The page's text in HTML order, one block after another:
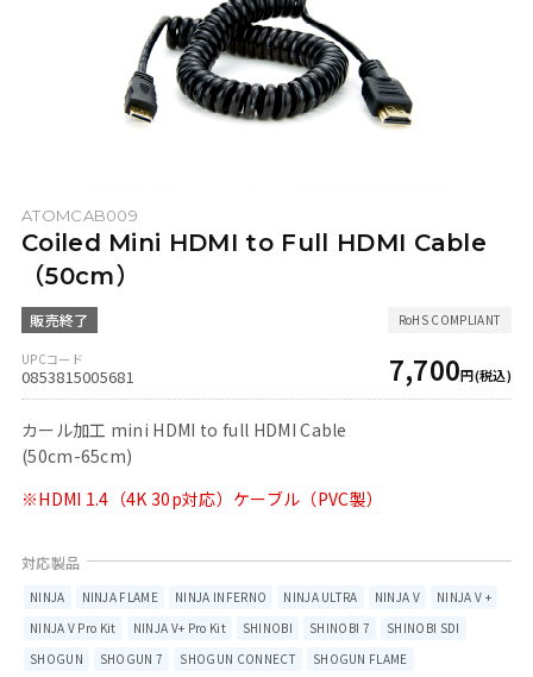
ATOMCAB009
Coiled Mini HDMI to Full HDMI Cable
（50cm）
0853815005681 7,700
カール加工 mini HDMI to full HDMI Cable
(50cm-65cm)
※HDMI 1.4（4K 30p対応）ケーブル（PVC製）
NINJA NINJA FLAME NINJA INFERNO NINJA ULTRA NINJA V
NINJA V +
NINJA V Pro Kit
NINJA V+ Pro Kit SHINOBI SHINOBI 7
SHINOBI SDI
SHOGUN
SHOGUN 7 SHOGUN CONNECT
SHOGUN FLAME